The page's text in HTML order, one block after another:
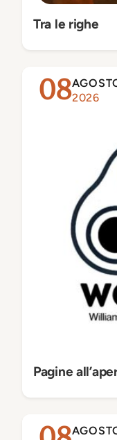
Tra le righe
082026
Pagine